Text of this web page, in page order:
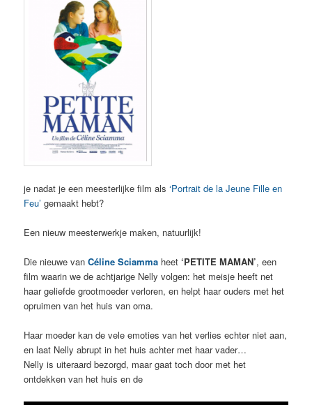
je nadat je een meesterlijke film als‘Portrait de la Jeune Fille en
Feu’gemaakt hebt?
Een nieuw meesterwerkje maken, natuurlijk!
Die nieuwe vanCéline Sciamma heet ‘PETITE MAMAN’, een
film waarin we de achtjarige Nelly volgen: het meisje heeft net
haar geliefde grootmoeder verloren, en helpt haar ouders met het
opruimen van het huis van oma.
Haar moeder kan de vele emoties van het verlies echter niet aan,
en laat Nelly abrupt in het huis achter met haar vader…
Nelly is uiteraard bezorgd, maar gaat toch door met het
ontdekken van het huis en de